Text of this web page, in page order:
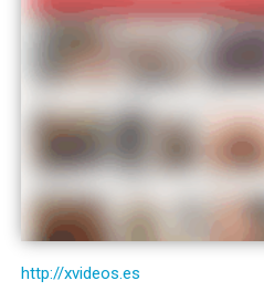
http://xvideos.es